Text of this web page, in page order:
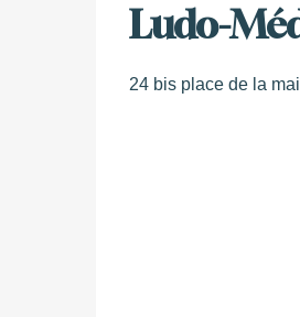
Ludo-
24 bis place de la